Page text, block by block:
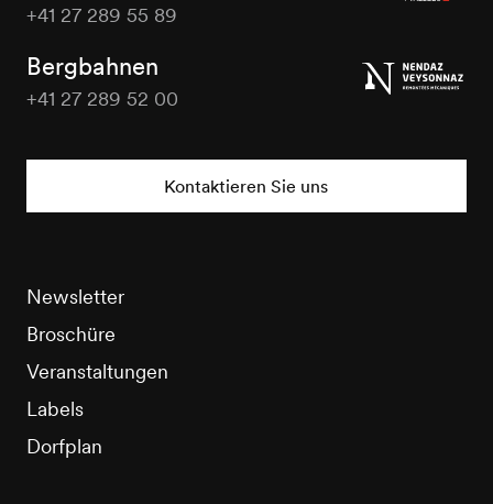
+41 27 289 55 89
Bergbahnen
+41 27 289 52 00
Kontaktieren Sie uns
Newsletter
Broschüre
Veranstaltungen
Labels
Dorfplan